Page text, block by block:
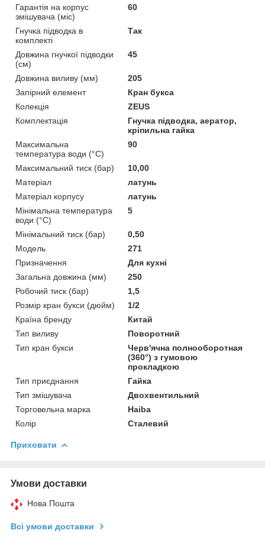
Гарантія на корпус
змішувача (міс)
60
Гнучка підводка в
комплекті
Так
Довжина гнучкої підводки
(см)
45
Довжина виливу (мм)
205
Запірний елемент
Кран букса
Колекція
ZEUS
Комплектація
Гнучка підводка, аератор,
кріпильна гайка
Максимальна
температура води (°C)
90
Максимальний тиск (бар)
10,00
Матеріал
латунь
Матеріал корпусу
латунь
Мінімальна температура
води (°C)
5
Мінімальний тиск (бар)
0,50
Модель
271
Призначення
Для кухні
Загальна довжина (мм)
250
Робочий тиск (бар)
1,5
Розмір кран букси (дюйм)
1/2
Країна бренду
Китай
Тип виливу
Поворотний
Тип кран букси
Черв'ячна полнооборотная
(360°) з гумовою
прокладкою
Тип приєднання
Гайка
Тип змішувача
Двохвентильний
Торговельна марка
Haiba
Колір
Сталевий
Приховати
Умови доставки
Нова Пошта
Всі умови доставки